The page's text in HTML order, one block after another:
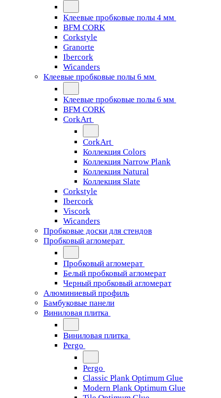
Клеевые пробковые полы 4 мм
BFM CORK
Corkstyle
Granorte
Ibercork
Wicanders
Клеевые пробковые полы 6 мм
Клеевые пробковые полы 6 мм
BFM CORK
CorkArt
CorkArt
Коллекция Colors
Коллекция Narrow Plank
Коллекция Natural
Коллекция Slate
Corkstyle
Ibercork
Viscork
Wicanders
Пробковые доски для стендов
Пробковый агломерат
Пробковый агломерат
Белый пробковый агломерат
Черный пробковый агломерат
Алюминиевый профиль
Бамбуковые панели
Виниловая плитка
Виниловая плитка
Pergo
Pergo
Classic Plank Optimum Glue
Modern Plank Optimum Glue